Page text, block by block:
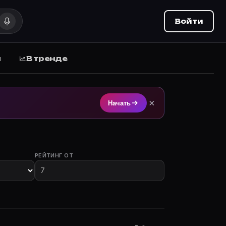
Planner (movie-planner.ru).
Войти
В тренде
Начать ×
РЕЙТИНГ ОТ